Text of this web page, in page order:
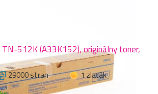
512K (A33K152), originálny toner,
29000 stran
1 zlaťák